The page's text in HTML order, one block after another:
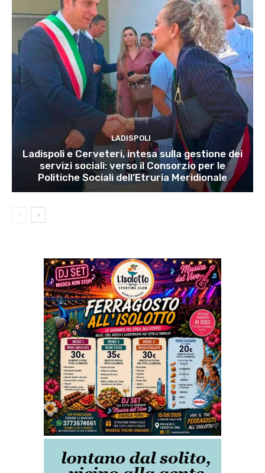
LADISPOLI
Ladispoli e Cerveteri, intesa sulla gestione dei
servizi sociali: verso il Consorzio per le
Politiche Sociali dell’Etruria Meridionale